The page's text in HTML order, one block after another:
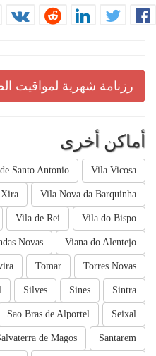
رزنامة شهرية لمواقيت
أماكن أخرى
Vila Vicosa
Santo Antonio
Vila Nova da Barquinha
Xira
Vila do Bispo
Vila de Rei
Viana do Alentejo
Novas
Torres Novas
Tomar
Sintra
Sines
Silves
Seixal
Sao Bras de Alportel
Santarem
de Magos